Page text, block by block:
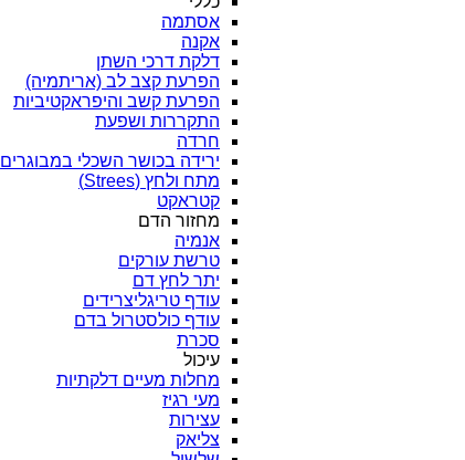
אסתמה
אקנה
דלקת דרכי השתן
הפרעת קצב לב (אריתמיה)
הפרעת קשב והיפראקטיביות
התקררות ושפעת
חרדה
ירידה בכושר השכלי במבוגרים
מתח ולחץ (Strees)
קטראקט
מחזור הדם
אנמיה
טרשת עורקים
יתר לחץ דם
עודף טריגליצרידים
עודף כולסטרול בדם
סכרת
עיכול
מחלות מעיים דלקתיות
מעי רגיז
עצירות
צליאק